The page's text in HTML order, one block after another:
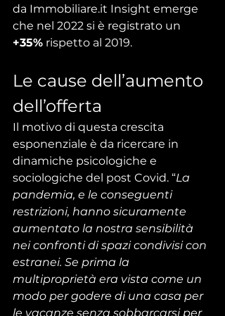
da Immobiliare.it Insight emerge
che nel 2022 si è registrato un
+35% rispetto al 2019.
Le cause dell’aumento
dell’offerta
Il motivo di questa crescita
esponenziale è da ricercare in
dinamiche psicologiche e
sociologiche del post Covid. “La
pandemia, e le conseguenti
restrizioni, hanno sicuramente
aumentato la nostra sensibilità
nei confronti di spazi condivisi con
estranei. Se prima la
multiproprietà era vista come un
modo per godere di una casa per
le vacanze senza sobbarcarsi per